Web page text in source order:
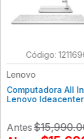
:
Lenovo
Computadora All
Lenovo Ideacenter
Fhd, Win11 Home
F0G1014Nld
Antes$15,990.